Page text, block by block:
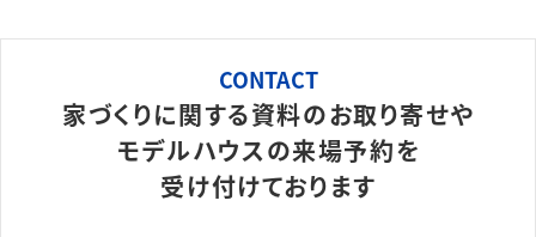
CONTACT
家づくりに関する資料のお取り寄せや
モデルハウスの来場予約を
受け付けております